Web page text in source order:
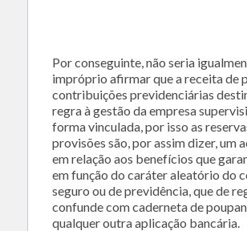
Por conseguinte, não seria
impróprio afirmar que a receita de
contribuições previdenciárias
regra à gestão da empresa
forma vinculada, por isso as
provisões são, por assim dizer, um
em relação aos benefícios que
em função do caráter aleatório do
seguro ou de previdência, que de
confunde com caderneta de
qualquer outra aplicação bancária.